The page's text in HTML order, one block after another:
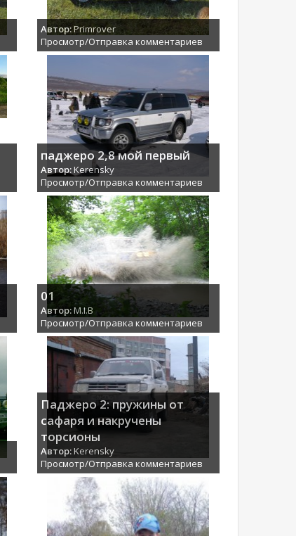
Автор:Primrover
Просмотр/Отправка комментариев
паджеро 2,8 мой первый
Автор:Kerensky
Просмотр/Отправка комментариев
01
Автор:M.I.B
Просмотр/Отправка комментариев
Паджеро 2: пружины от
сафаря и накручены
торсионы
Автор:Kerensky
Просмотр/Отправка комментариев